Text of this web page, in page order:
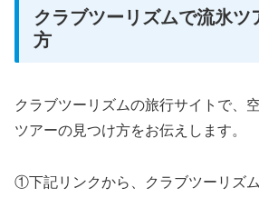
クラブツーリズムで流氷ツ
方
クラブツーリズムの旅行サイトで、
ツアーの見つけ方をお伝えします。
①下記リンクから、クラブツーリズ